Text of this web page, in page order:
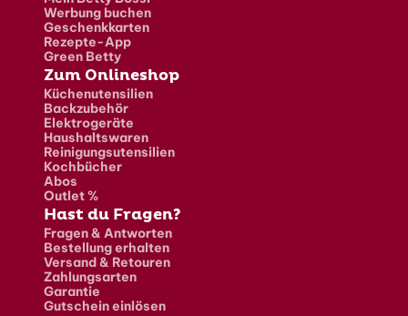
Werbung buchen
Geschenkkarten
Rezepte-App
Green Betty
Zum Onlineshop
Küchenutensilien
Backzubehör
Elektrogeräte
Haushaltswaren
Reinigungsutensilien
Kochbücher
Abos
Outlet %
Hast du Fragen?
Fragen & Antworten
Bestellung erhalten
Versand & Retouren
Zahlungsarten
Garantie
Gutschein einlösen